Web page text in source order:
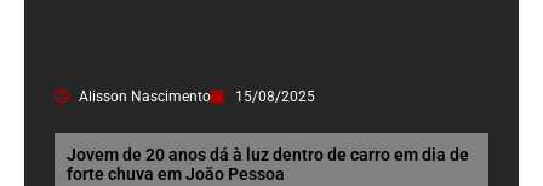
Alisson Nascimento 15/08/2025
Jovem de 20 anos dá à luz dentro de carro em dia de
forte chuva em João Pessoa